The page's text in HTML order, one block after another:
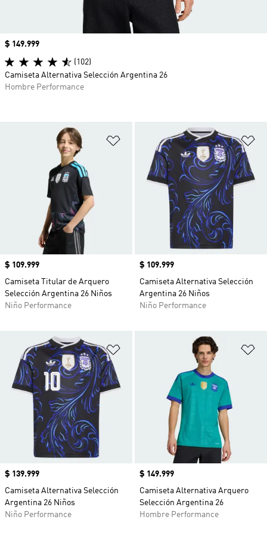
Añadir a la lista de deseos
Precio
$ 109.999
Camiseta Titular de Arquero
Selección Argentina 26 Niños
Niño Performance
Precio
$ 109.999
Camiseta Alternativa Selección
Argentina 26 Niños
Niño Performance
Añadir a la lista de deseos
Precio
$ 139.999
Camiseta Alternativa Selección
Argentina 26 Niños
Niño Performance
Precio
$ 149.999
Camiseta Alternativa Arquero
Selección Argentina 26
Hombre Performance
Precio
$ 149.999
(102)
Camiseta Alternativa Selección Argentina 26
Hombre Performance